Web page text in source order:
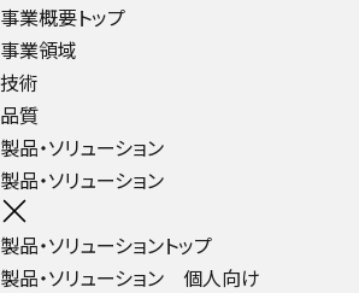
事業概要トップ
事業領域
技術
品質
製品・ソリューション
製品・ソリューション
製品・ソリューショントップ
製品・ソリューション 個人向け